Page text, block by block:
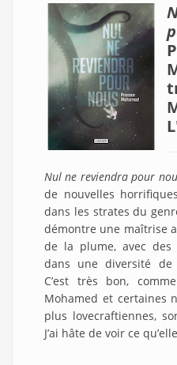
Nul ne reviendra pour
de nouvelles
dans les strates du
démontre une maîtrise
de la plume, avec des
dans une diversité de
C’est très bon,
Mohamed et certaines
plus lovecraftiennes,
J’ai hâte de voir ce